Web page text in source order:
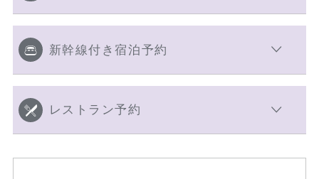
新幹線付き宿泊予約
レストラン予約